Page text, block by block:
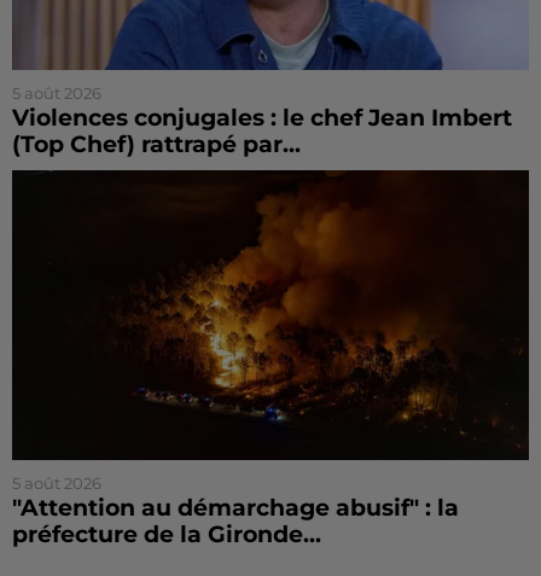
5 août 2026
Violences conjugales : le chef Jean Imbert
(Top Chef) rattrapé par...
5 août 2026
"Attention au démarchage abusif" : la
préfecture de la Gironde...